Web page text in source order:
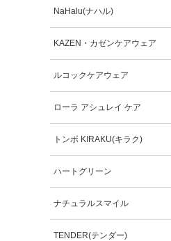
NaHalu(ナハル)
KAZEN・カゼンケアウェア
ルコックケアウェア
ローラ アシュレイ ケア
トンボ KIRAKU(キラク)
ハートグリーン
ナチュラルスマイル
TENDER(テンダー)